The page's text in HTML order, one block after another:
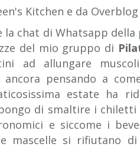
Kitchen e da Overblog
la chat di Whatsapp della
del mio gruppo di
ad allungare muscoli
pensando a
estate ha
di smaltire i
e siccome i
mascelle si rifiutano di